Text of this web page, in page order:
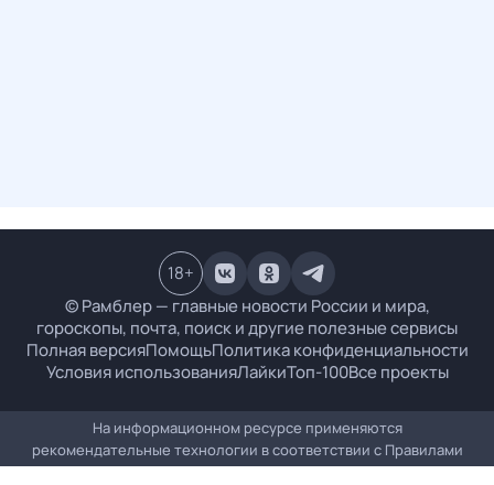
© Рамблер — главные новости России и мира,
гороскопы, почта, поиск и другие полезные сервисы
Полная версияПомощьПолитика конфиденциальности
Условия использованияЛайкиТоп-100Все проекты
18+
На информационном ресурсе применяются
рекомендательные технологии в соответствии с Правилами